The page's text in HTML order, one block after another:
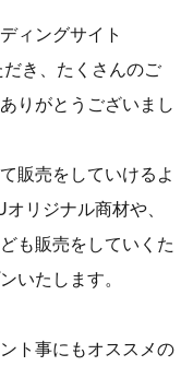
ィングサイト
き、たくさんのご
りがとうございまし
販売をしていけるよ
リジナル商材や、
も販売をしていくた
いたします。
ト事にもオススメの